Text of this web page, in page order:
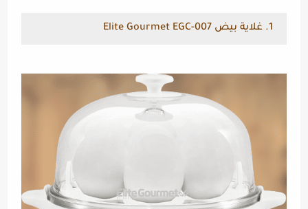
1. غلاية بيض Elite Gourmet EGC-007